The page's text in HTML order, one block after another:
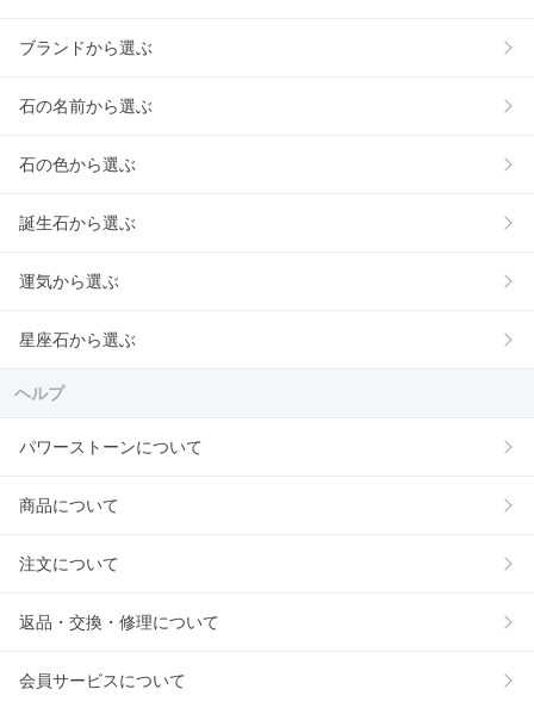
ブランドから選ぶ
石の名前から選ぶ
石の色から選ぶ
誕生石から選ぶ
運気から選ぶ
星座石から選ぶ
ヘルプ
パワーストーンについて
商品について
注文について
返品・交換・修理について
会員サービスについて